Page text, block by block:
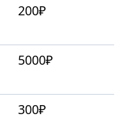
200₽
5000₽
300₽